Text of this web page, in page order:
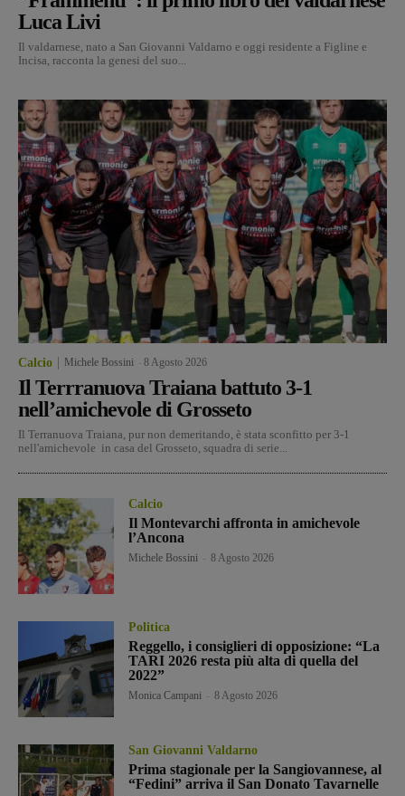
Luca Livi
Il valdarnese, nato a San Giovanni Valdarno e oggi residente a Figline e
Incisa, racconta la genesi del suo...
Calcio Michele Bossini 8 Agosto 2026
Il Terrranuova Traiana battuto 3-1
nell’amichevole di Grosseto
Il Terranuova Traiana, pur non demeritando, è stata sconfitto per 3-1
nell'amichevole in casa del Grosseto, squadra di serie...
Calcio
Il Montevarchi affronta in amichevole
l’Ancona
Michele Bossini 8 Agosto 2026
Politica
Reggello, i consiglieri di opposizione: “La
TARI 2026 resta più alta di quella del
2022”
Monica Campani 8 Agosto 2026
San Giovanni Valdarno
Prima stagionale per la Sangiovannese, al
“Fedini” arriva il San Donato Tavarnelle